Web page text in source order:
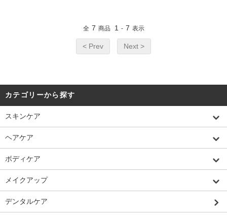
全 7 商品 1 - 7 表示
< Prev Next >
カテゴリーから探す
スキンケア
ヘアケア
ボディケア
メイクアップ
デンタルケア